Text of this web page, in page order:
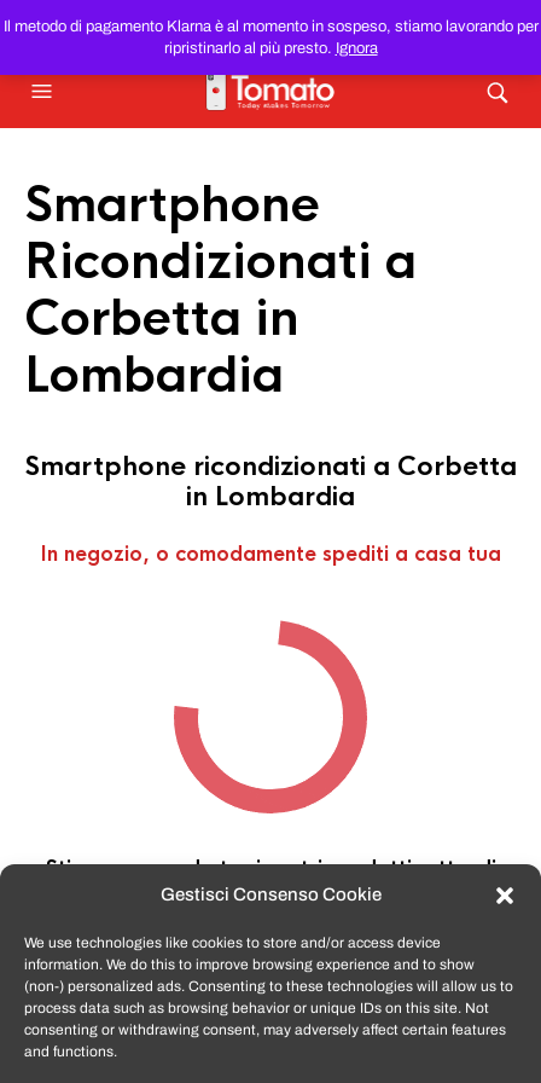
Gestisci Consenso Cookie
We use technologies like cookies to store and/or access device
information. We do this to improve browsing experience and to show
(non-) personalized ads. Consenting to these technologies will allow us to
process data such as browsing behavior or unique IDs on this site. Not
consenting or withdrawing consent, may adversely affect certain features
and functions.
Il metodo di pagamento Klarna è al momento in sospeso, stiamo lavorando per
ripristinarlo al più presto. Ignora
SMARTPHONE E TABLET RICONDIZIONATIAL MIGLIOR
PREZZO DEL WEB!
Smartphone
Ricondizionati a
Corbetta in
Lombardia
Smartphone ricondizionati a Corbetta
in Lombardia
In negozio, o comodamente spediti a casa tua
Stiamo cercando tra i nostri prodotti, attendi
qualche secondo…
TomatoSmartphone.itè lo shop n.1 in italia per
smartphone ricondizionati garantiti e certificati
di tutte le marche,APPLE, SAMSUNG, HUAWEI,
ONEPLUS, XIAOMI e tanto altro